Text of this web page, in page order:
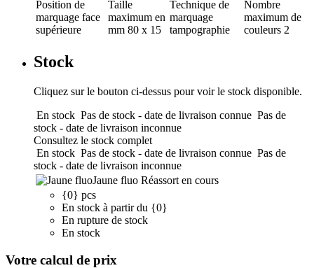
Position de
marquage face
supérieure
Taille
maximum en
mm 80 x 15
Technique de
marquage
tampographie
Nombre
maximum de
couleurs 2
Stock
Cliquez sur le bouton ci-dessus pour voir le stock disponible.
En stock Pas de stock - date de livraison connue Pas de
stock - date de livraison inconnue
Consultez le stock complet
En stock Pas de stock - date de livraison connue Pas de
stock - date de livraison inconnue
Jaune fluo Réassort en cours
{0} pcs
En stock à partir du {0}
En rupture de stock
En stock
Votre calcul de prix